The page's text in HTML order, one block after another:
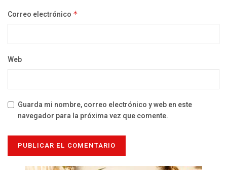
Correo electrónico *
Web
Guarda mi nombre, correo electrónico y web en este
navegador para la próxima vez que comente.